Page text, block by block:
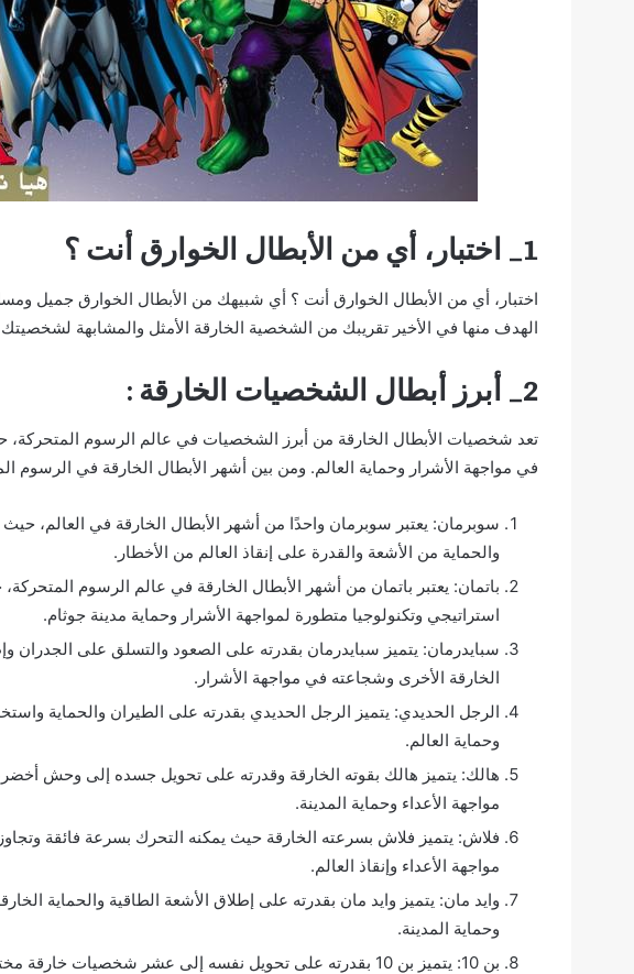
1_ اختبار، أي من الأبطال الخوارق أنت ؟
اختبار، أي من الأبطال الخوارق أنت ؟ أي شبيهك من الأبطال الخوارق جميل
الهدف منها في الأخير تقريبك من الشخصية الخارقة الأمثل والمشابهة
2_ أبرز أبطال الشخصيات الخارقة :
تعد شخصيات الأبطال الخارقة من أبرز الشخصيات في عالم الرسوم المتحركة،
في مواجهة الأشرار وحماية العالم. ومن بين أشهر الأبطال الخارقة في الرسوم
سوبرمان: يعتبر سوبرمان واحدًا من أشهر الأبطال الخارقة في العالم، حيث
والحماية من الأشعة والقدرة على إنقاذ العالم من الأخطار.
باتمان: يعتبر باتمان من أشهر الأبطال الخارقة في عالم الرسوم المتحركة،
استراتيجي وتكنولوجيا متطورة لمواجهة الأشرار وحماية مدينة جوثام.
سبايدرمان: يتميز سبايدرمان بقدرته على الصعود والتسلق على الجدران
الخارقة الأخرى وشجاعته في مواجهة الأشرار.
الرجل الحديدي: يتميز الرجل الحديدي بقدرته على الطيران والحماية
وحماية العالم.
هالك: يتميز هالك بقوته الخارقة وقدرته على تحويل جسده إلى وحش
مواجهة الأعداء وحماية المدينة.
فلاش: يتميز فلاش بسرعته الخارقة حيث يمكنه التحرك بسرعة فائقة
مواجهة الأعداء وإنقاذ العالم.
وايد مان: يتميز وايد مان بقدرته على إطلاق الأشعة الطاقية والحماية
وحماية المدينة.
بن 10: يتميز بن 10 بقدرته على تحويل نفسه إلى عشر شخصيات